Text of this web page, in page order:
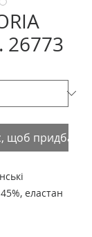
26773
щоб придбати
еластан